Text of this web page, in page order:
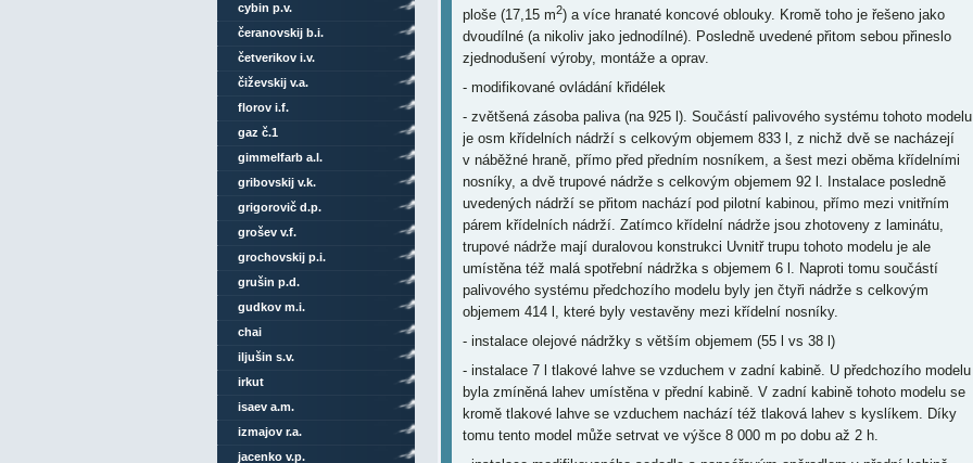
ploše (17,15 m2) a více hranaté koncové oblouky. Kromě toho je řešeno jako
dvoudílné (a nikoliv jako jednodílné). Posledně uvedené přitom sebou přineslo
zjednodušení výroby, montáže a oprav.
- modifikované ovládání křidélek
- zvětšená zásoba paliva (na 925 l). Součástí palivového systému tohoto modelu
je osm křídelních nádrží s celkovým objemem 833 l, z nichž dvě se nacházejí
v náběžné hraně, přímo před předním nosníkem, a šest mezi oběma křídelními
nosníky, a dvě trupové nádrže s celkovým objemem 92 l. Instalace posledně
uvedených nádrží se přitom nachází pod pilotní kabinou, přímo mezi vnitřním
párem křídelních nádrží. Zatímco křídelní nádrže jsou zhotoveny z laminátu,
trupové nádrže mají duralovou konstrukci Uvnitř trupu tohoto modelu je ale
umístěna též malá spotřební nádržka s objemem 6 l. Naproti tomu součástí
palivového systému předchozího modelu byly jen čtyři nádrže s celkovým
objemem 414 l, které byly vestavěny mezi křídelní nosníky.
- instalace olejové nádržky s větším objemem (55 l vs 38 l)
- instalace 7 l tlakové lahve se vzduchem v zadní kabině. U předchozího modelu
byla zmíněná lahev umístěna v přední kabině. V zadní kabině tohoto modelu se
kromě tlakové lahve se vzduchem nachází též tlaková lahev s kyslíkem. Díky
tomu tento model může setrvat ve výšce 8 000 m po dobu až 2 h.
cybin p.v.
čeranovskij b.i.
četverikov i.v.
čiževskij v.a.
florov i.f.
gaz č.1
gimmelfarb a.l.
gribovskij v.k.
grigorovič d.p.
grošev v.f.
grochovskij p.i.
grušin p.d.
gudkov m.i.
chai
iljušin s.v.
irkut
isaev a.m.
izmajov r.a.
jacenko v.p.